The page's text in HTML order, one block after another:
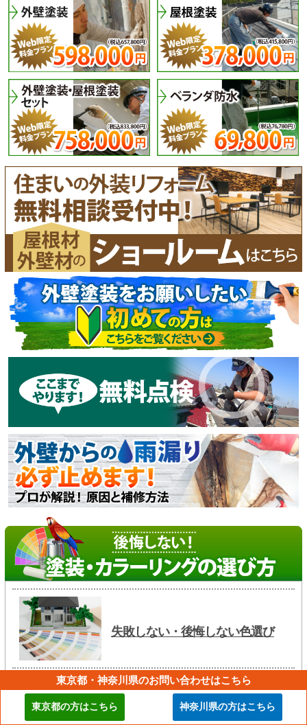
失敗しない・後悔しない色選び
カラーシュミレーションでイメー
東京都・神奈川県のお問い合わせはこちら
東京都の方はこちら 神奈川県の方はこちら